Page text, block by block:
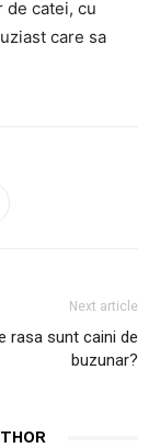
de catei, cu
care sa
Next article
rasa sunt caini de
buzunar?